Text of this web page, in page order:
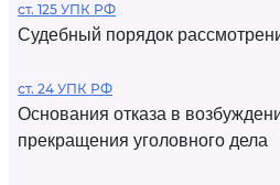
ст. 125 УПК РФ
Судебный порядок
ст. 24 УПК РФ
Основания отказа в
прекращения уголовного дела